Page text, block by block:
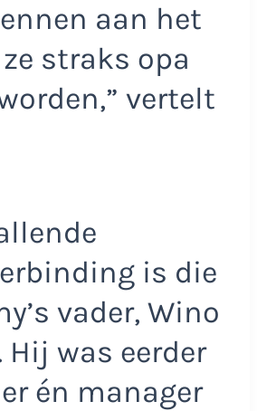
aan het
straks opa
vertelt
is die
vader, Wino
was eerder
én manager